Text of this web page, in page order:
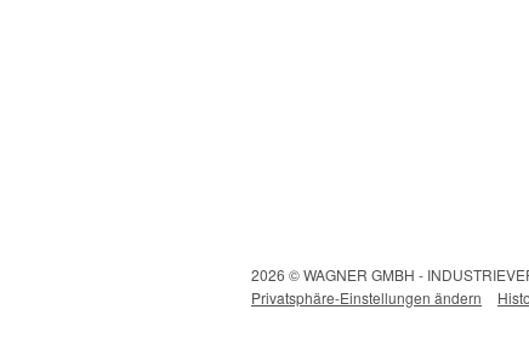
2026 © WAGNER GMBH -
Privatsphäre-Einstellungen ändern